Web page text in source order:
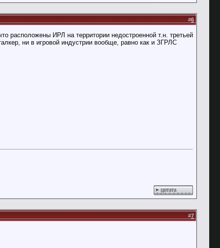
#6
расположены ИРЛ на территории недостроенной т.н. третьей
ни в игровой индустрии вообще, равно как и ЗГРЛС
цитата
#7